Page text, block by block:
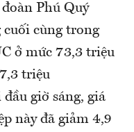
Phú Quý
cuối cùng trong
ở mức 73,3 triệu
triệu
giờ sáng, giá
này đã giảm 4,9